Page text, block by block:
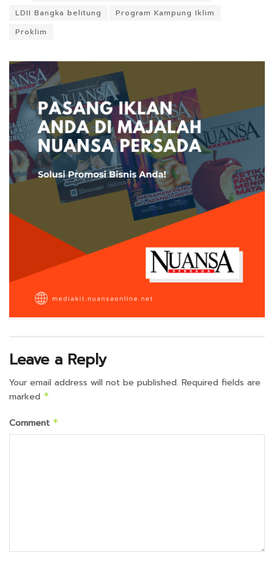
LDII Bangka belitung
Program Kampung Iklim
Proklim
Leave a Reply
Your email address will not be published. Required fields are
marked *
Comment *